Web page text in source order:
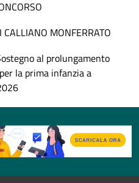
CALLIANO MONFERRATO
al prolungamento
la prima infanzia a